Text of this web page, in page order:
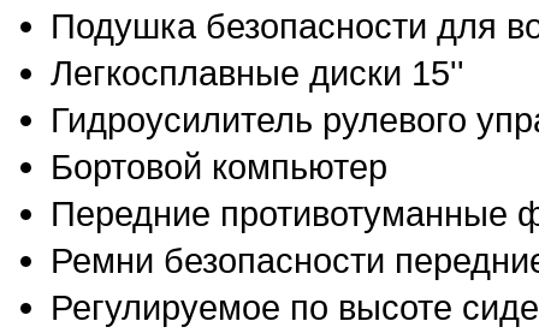
Подушка безопасности для
Легкосплавные диски 15''
Гидроусилитель рулевого
Бортовой компьютер
Передние противотуманные
Ремни безопасности
Регулируемое по высоте